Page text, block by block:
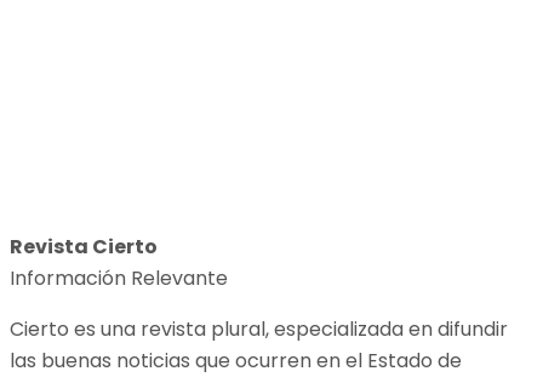
Revista Cierto
Información Relevante
Cierto es una revista plural, especializada en difundir
las buenas noticias que ocurren en el Estado de